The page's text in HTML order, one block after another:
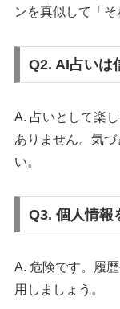
ンを真似して「そ
Q2. AI占いは
A. 占いとして楽
ありません。気
い。
Q3. 個人情報
A. 危険です。履
用しましょう。